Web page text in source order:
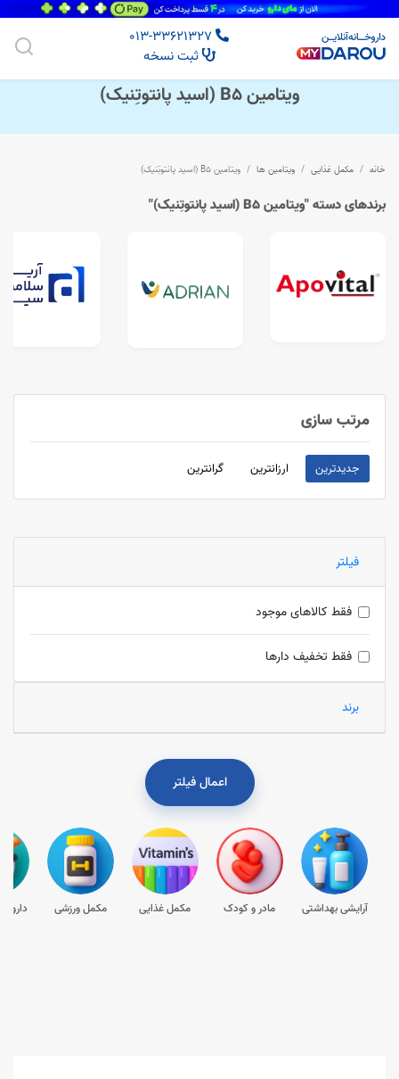
ثبت نسخه
ویتامین B5 (اسید پانتوتِنیک)
خانه مکمل غذایی ویتامین ها ویتامین B5 (اسید پانتوتِنیک)
برندهای دسته "ویتامین B5 (اسید پانتوتِنیک)"
مرتب سازی
جدیدترین ارزانترین گرانترین
فیلتر
فقط کالاهای موجود
فقط تخفیف دارها
برند
اعمال فیلتر
آرایشی بهداشتی مادر و کودک مکمل غذایی مکمل ورزشی